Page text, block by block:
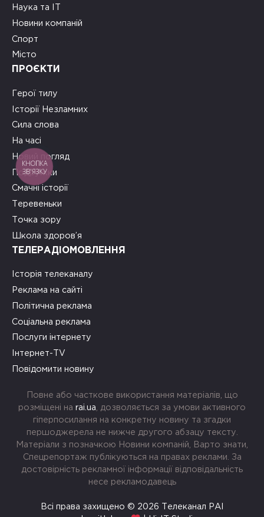
Наука та ІТ
Новини компаній
Спорт
Місто
ПРОЄКТИ
Герої тилу
Історії Незламних
Сила слова
На часі
Новий погляд
Подружки
Смачні історії
Теревеньки
Точка зору
Школа здоров’я
ТЕЛЕРАДІОМОВЛЕННЯ
Історія телеканалу
Реклама на сайті
Політична реклама
Соціальна реклама
Послуги інтернету
Інтернет-TV
Повідомити новину
Повне або часткове використання матеріалів, що
розміщені на rai.ua , дозволяється за умови активного
гіперпосилання на конкретну новину та згадки
першоджерела не нижче другого абзацу тексту.
Матеріали з позначкою Новини компаній, Варто знати,
Спецрепортаж публікуються на правах реклами. За
достовірність рекламної інформації відповідальність
несе рекламодавець
Всі права захищено © 2026 Телеканал РАІ
КНОПКА
ЗВ'ЯЗКУ